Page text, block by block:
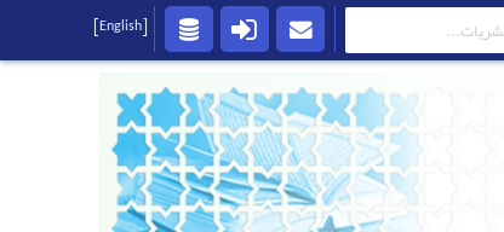
[English]